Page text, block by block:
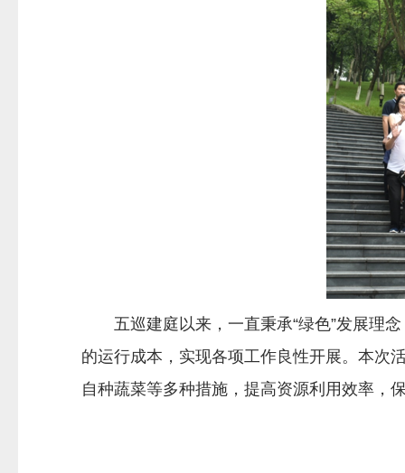
五巡建庭以来，一直秉承“绿色”发展理念
的运行成本，实现各项工作良性开展。本次
自种蔬菜等多种措施，提高资源利用效率，